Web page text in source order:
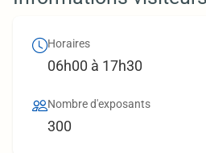
Horaires
06h00 à 17h30
Nombre d'exposants
300